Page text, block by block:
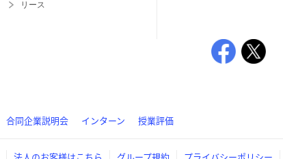
リース
合同企業説明会 インターン 授業評価